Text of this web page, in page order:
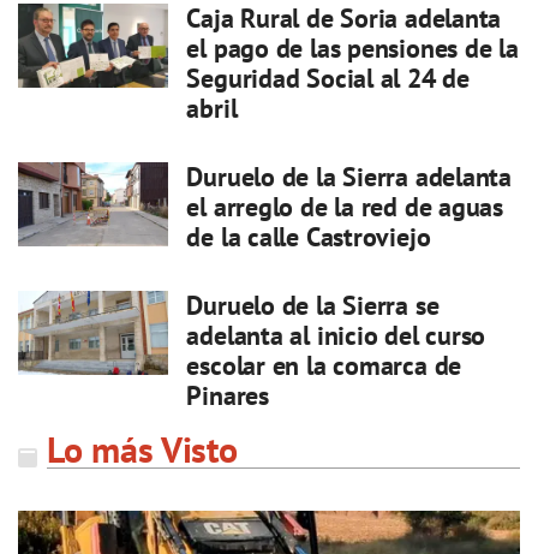
Caja Rural de Soria adelanta
el pago de las pensiones de la
Seguridad Social al 24 de
abril
Duruelo de la Sierra adelanta
el arreglo de la red de aguas
de la calle Castroviejo
Duruelo de la Sierra se
adelanta al inicio del curso
escolar en la comarca de
Pinares
Lo más Visto